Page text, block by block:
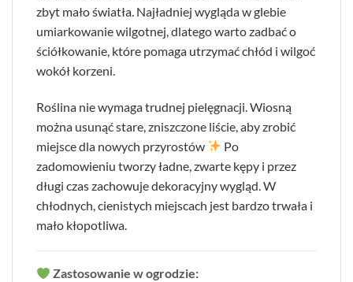
zbyt mało światła. Najładniej wygląda w glebie
umiarkowanie wilgotnej, dlatego warto zadbać o
ściółkowanie, które pomaga utrzymać chłód i wilgoć
wokół korzeni.
Roślina nie wymaga trudnej pielęgnacji. Wiosną
można usunąć stare, zniszczone liście, aby zrobić
miejsce dla nowych przyrostów
Po
zadomowieniu tworzy ładne, zwarte kępy i przez
długi czas zachowuje dekoracyjny wygląd. W
chłodnych, cienistych miejscach jest bardzo trwała i
mało kłopotliwa.
Zastosowanie w ogrodzie: